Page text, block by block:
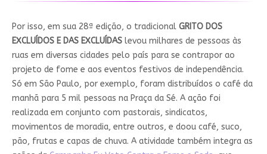
Por isso, em sua 28ª edição, o tradicional GRITO DOS
EXCLUÍDOS E DAS EXCLUÍDASlevou milhares de pessoas às
ruas em diversas cidades pelo país para se contrapor ao
projeto de fome e aos eventos festivos de independência.
Só em São Paulo, por exemplo, foram distribuídos o café da
manhã para 5 mil pessoas na Praça da Sé. A ação foi
realizada em conjunto com pastorais, sindicatos,
movimentos de moradia, entre outros, e doou café, suco,
pão, frutas e capas de chuva. A atividade também integra as